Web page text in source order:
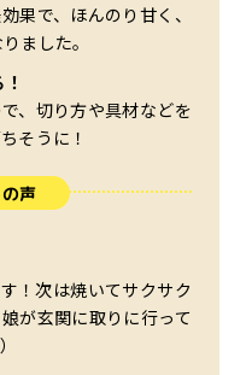
果で、ほんのり甘く、
ました。
、切り方や具材などを
そうに！
声
！次は焼いてサクサク
が玄関に取りに行って